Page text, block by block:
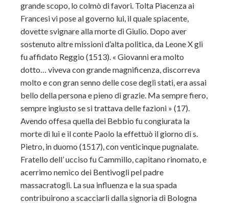
grande scopo, lo colmò di favori. Tolta Piacenza ai
Francesi vi pose al governo lui, il quale spiacente,
dovette svignare alla morte di Giulio. Dopo aver
sostenuto altre missioni d’alta politica, da Leone X gli
fu affidato Reggio (1513). « Giovanni era molto
dotto… viveva con grande magnificenza, discorreva
molto e con gran senno delle cose degli stati, era assai
bello della persona e pieno di grazie. Ma sempre fiero,
sempre ingiusto se si trattava delle fazioni » (17).
Avendo offesa quella dei Bebbio fu congiurata la
morte di lui e il conte Paolo la effettuò il giorno di s.
Pietro, in duomo (1517), con venticinque pugnalate.
Fratello dell’ ucciso fu Cammillo, capitano rinomato, e
acerrimo nemico dei Bentivogli pel padre
massacratogli. La sua influenza e la sua spada
contribuirono a scacciarli dalla signoria di Bologna